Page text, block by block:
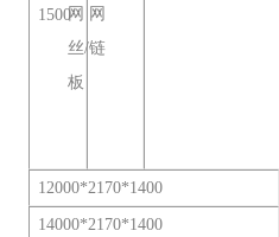
1500网 网
丝/链
板
12000*2170*1400
14000*2170*1400